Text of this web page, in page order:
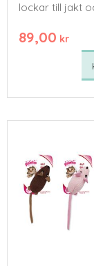
lockar till jakt
89,00 kr